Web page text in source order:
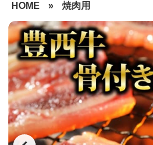
HOME » 焼肉用